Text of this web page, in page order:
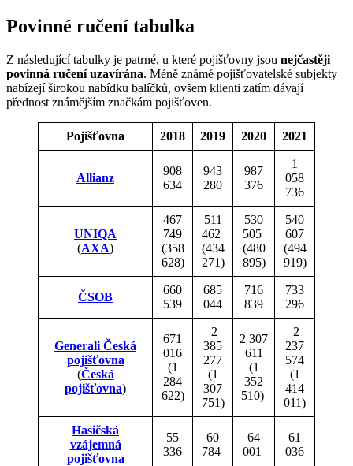
Povinné ručení tabulka
Z následující tabulky je patrné, u které pojišťovny jsou nejčastěji
povinná ručení uzavírána. Méně známé pojišťovatelské subjekty
nabízejí širokou nabídku balíčků, ovšem klienti zatím dávají
přednost známějším značkám pojišťoven.
Pojišťovna 2018 2019 2020 2021
Allianz
908
634
943
280
987
376
1
058
736
UNIQA
(AXA)
467
749
(358
628)
511
462
(434
271)
530
505
(480
895)
540
607
(494
919)
ČSOB
660
539
685
044
716
839
733
296
Generali Česká
pojišťovna
(Česká
pojišťovna)
671
016
(1
284
622)
2
385
277
(1
307
751)
2 307
611
(1
352
510)
2
237
574
(1
414
011)
Hasičská
vzájemná
pojišťovna
55
336
60
784
64
001
61
036